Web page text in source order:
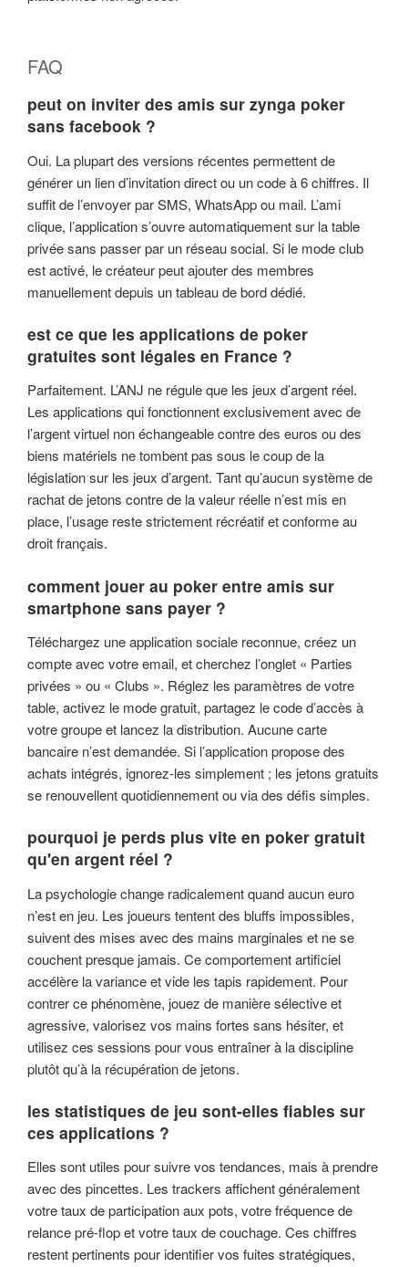
FAQ
peut on inviter des amis sur zynga poker
sans facebook ?
Oui. La plupart des versions récentes permettent de
générer un lien d’invitation direct ou un code à 6 chiffres. Il
suffit de l’envoyer par SMS, WhatsApp ou mail. L’ami
clique, l’application s’ouvre automatiquement sur la table
privée sans passer par un réseau social. Si le mode club
est activé, le créateur peut ajouter des membres
manuellement depuis un tableau de bord dédié.
est ce que les applications de poker
gratuites sont légales en France ?
Parfaitement. L’ANJ ne régule que les jeux d’argent réel.
Les applications qui fonctionnent exclusivement avec de
l’argent virtuel non échangeable contre des euros ou des
biens matériels ne tombent pas sous le coup de la
législation sur les jeux d’argent. Tant qu’aucun système de
rachat de jetons contre de la valeur réelle n’est mis en
place, l’usage reste strictement récréatif et conforme au
droit français.
comment jouer au poker entre amis sur
smartphone sans payer ?
Téléchargez une application sociale reconnue, créez un
compte avec votre email, et cherchez l’onglet « Parties
privées » ou « Clubs ». Réglez les paramètres de votre
table, activez le mode gratuit, partagez le code d’accès à
votre groupe et lancez la distribution. Aucune carte
bancaire n’est demandée. Si l’application propose des
achats intégrés, ignorez-les simplement ; les jetons gratuits
se renouvellent quotidiennement ou via des défis simples.
pourquoi je perds plus vite en poker gratuit
qu'en argent réel ?
La psychologie change radicalement quand aucun euro
n’est en jeu. Les joueurs tentent des bluffs impossibles,
suivent des mises avec des mains marginales et ne se
couchent presque jamais. Ce comportement artificiel
accélère la variance et vide les tapis rapidement. Pour
contrer ce phénomène, jouez de manière sélective et
agressive, valorisez vos mains fortes sans hésiter, et
utilisez ces sessions pour vous entraîner à la discipline
plutôt qu’à la récupération de jetons.
les statistiques de jeu sont-elles fiables sur
ces applications ?
Elles sont utiles pour suivre vos tendances, mais à prendre
avec des pincettes. Les trackers affichent généralement
votre taux de participation aux pots, votre fréquence de
relance pré-flop et votre taux de couchage. Ces chiffres
restent pertinents pour identifier vos fuites stratégiques,